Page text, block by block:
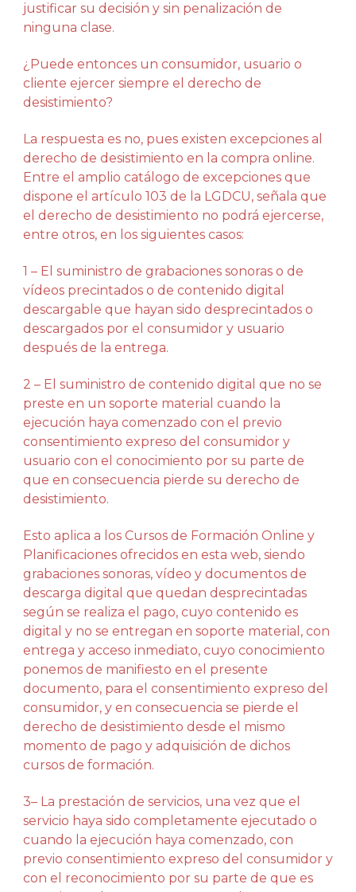
justificar su decisión y sin penalización de
ninguna clase.
¿Puede entonces un consumidor, usuario o
cliente ejercer siempre el derecho de
desistimiento?
La respuesta es no, pues existen excepciones al
derecho de desistimiento en la compra online.
Entre el amplio catálogo de excepciones que
dispone el artículo 103 de la LGDCU, señala que
el derecho de desistimiento no podrá ejercerse,
entre otros, en los siguientes casos:
1 – El suministro de grabaciones sonoras o de
vídeos precintados o de contenido digital
descargable que hayan sido desprecintados o
descargados por el consumidor y usuario
después de la entrega.
2 – El suministro de contenido digital que no se
preste en un soporte material cuando la
ejecución haya comenzado con el previo
consentimiento expreso del consumidor y
usuario con el conocimiento por su parte de
que en consecuencia pierde su derecho de
desistimiento.
Esto aplica a los Cursos de Formación Online y
Planificaciones ofrecidos en esta web, siendo
grabaciones sonoras, vídeo y documentos de
descarga digital que quedan desprecintadas
según se realiza el pago, cuyo contenido es
digital y no se entregan en soporte material, con
entrega y acceso inmediato, cuyo conocimiento
ponemos de manifiesto en el presente
documento, para el consentimiento expreso del
consumidor, y en consecuencia se pierde el
derecho de desistimiento desde el mismo
momento de pago y adquisición de dichos
cursos de formación.
3– La prestación de servicios, una vez que el
servicio haya sido completamente ejecutado o
cuando la ejecución haya comenzado, con
previo consentimiento expreso del consumidor y
con el reconocimiento por su parte de que es